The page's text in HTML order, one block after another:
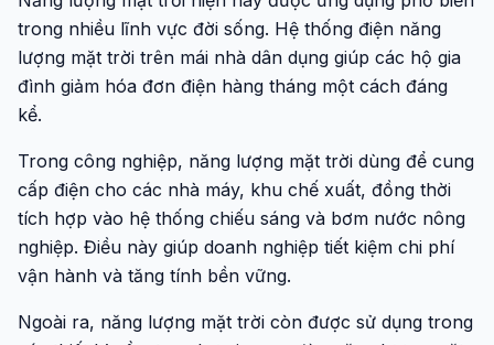
trong nhiều lĩnh vực đời sống. Hệ thống điện năng
lượng mặt trời trên mái nhà dân dụng giúp các hộ gia
đình giảm hóa đơn điện hàng tháng một cách đáng
kể.
Trong công nghiệp, năng lượng mặt trời dùng để cung
cấp điện cho các nhà máy, khu chế xuất, đồng thời
tích hợp vào hệ thống chiếu sáng và bơm nước nông
nghiệp. Điều này giúp doanh nghiệp tiết kiệm chi phí
vận hành và tăng tính bền vững.
Ngoài ra, năng lượng mặt trời còn được sử dụng trong